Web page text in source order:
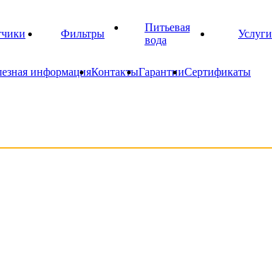
Фильтры
Питьевая
вода
Услуги
информацияКонтактыГарантииСертификаты